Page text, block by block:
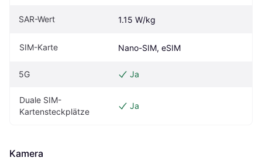
SAR-Wert 1.15 W/kg
SIM-Karte Nano-SIM, eSIM
5G Ja
Duale SIM-
Kartensteckplätze
Ja
Kamera